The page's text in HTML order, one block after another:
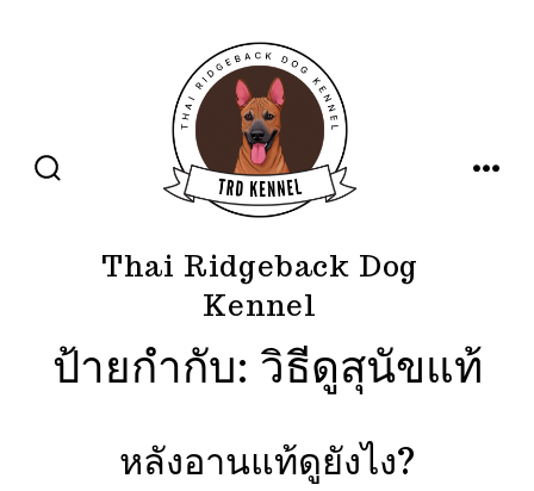
Thai Ridgeback Dog
Kennel
ป้ายกำกับ: วิธีดูสุนัขแท้
หลังอานแท้ดูยังไง?